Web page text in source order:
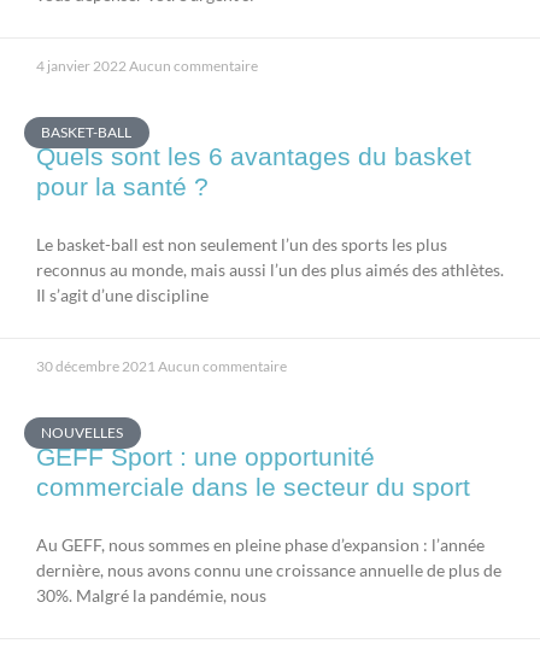
4 janvier 2022 Aucun commentaire
BASKET-BALL
Quels sont les 6 avantages du basket
pour la santé ?
Le basket-ball est non seulement l’un des sports les plus
reconnus au monde, mais aussi l’un des plus aimés des athlètes.
Il s’agit d’une discipline
30 décembre 2021 Aucun commentaire
NOUVELLES
GEFF Sport : une opportunité
commerciale dans le secteur du sport
Au GEFF, nous sommes en pleine phase d’expansion : l’année
dernière, nous avons connu une croissance annuelle de plus de
30%. Malgré la pandémie, nous